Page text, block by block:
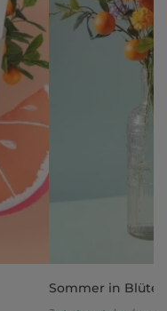
Sommer in Blüte